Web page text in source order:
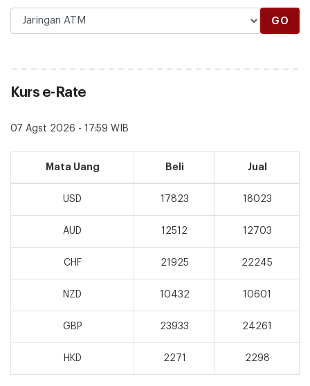
GO
Kurs e-Rate
07 Agst 2026 - 17:59 WIB
Mata Uang Beli Jual
USD 17823 18023
AUD 12512 12703
CHF 21925 22245
NZD 10432 10601
GBP 23933 24261
HKD 2271 2298